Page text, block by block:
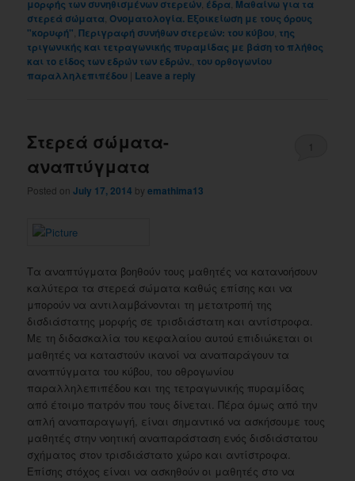
μορφής των συνηθισμένων στερεών έδρα Μαθαίνω για τα
στερεά σώματα ,Ονοματολογία. Εξοικείωση με τους όρους
"κορυφή" ,Περιγραφή συνήθων στερεών: του κύβου της
τριγωνικής και τετραγωνικής πυραμίδας με βάση το πλήθος
και το είδος των εδρών των εδρών. του ορθογωνίου
παραλληλεπιπέδου | Leave a reply
Στερεά σώματα-
αναπτύγματα
Posted onJuly 17, 2014 byemathima13
1
Τα αναπτύγματα βοηθούν τους μαθητές να κατανοήσουν
καλύτερα τα στερεά σώματα καθώς επίσης και να
μπορούν να αντιλαμβάνονται τη μετατροπή της
δισδιάστατης μορφής σε τρισδιάστατη και αντίστροφα.
Με τη διδασκαλία του κεφαλαίου αυτού επιδιώκεται οι
μαθητές να καταστούν ικανοί να αναπαράγουν τα
αναπτύγματα του κύβου, του οθρογωνίου
παραλληλεπιπέδου και της τετραγωνικής πυραμίδας
από έτοιμο πατρόν που τους δίνεται. Πέρα όμως από την
απλή αναπαραγωγή, είναι σημαντικό να ασκήσουμε τους
μαθητές στην νοητική αναπαράσταση ενός δισδιάστατου
σχήματος στον τρισδιάστατο χώρο και αντίστροφα.
Επίσης στόχος είναι να ασκηθούν οι μαθητές στο να